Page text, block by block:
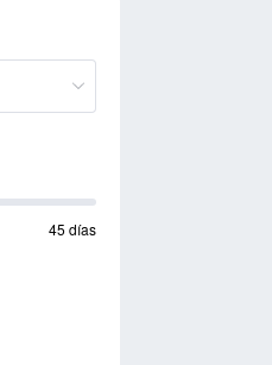
45 días